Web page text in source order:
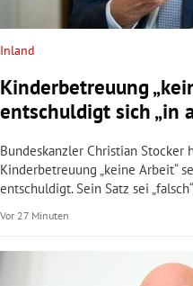
Untermenü
Untermenü
Untermenü
Untermenü
Untermenü
Inland
Kinderbetreuung
entschuldigt sich „in
Bundeskanzler Christian Stocker
Kinderbetreuung „keine Arbeit“
entschuldigt. Sein Satz sei
Vor 27 Minuten